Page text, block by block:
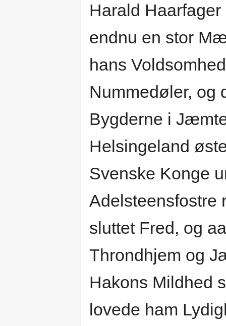
Harald
endnu en stor
hans
Nummedøler, og
Bygderne i
Helsingeland
Svenske Konge
Adelsteensfostre
sluttet Fred, og
Throndhjem og
Hakons Mildhed
lovede ham